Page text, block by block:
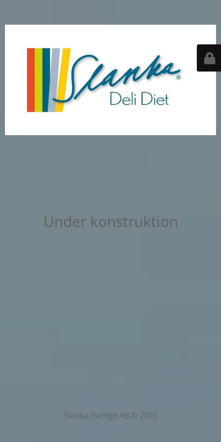
Under konstruktion
Slanka Sverige AB © 2020